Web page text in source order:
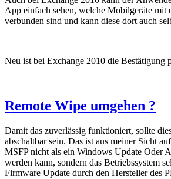
App einfach sehen, welche Mobilgeräte mit
verbunden sind und kann diese dort auch
Neu ist bei Exchange 2010 die Bestätigung
Remote Wipe umgehen ?
Damit das zuverlässig funktioniert, sollte
abschaltbar sein. Das ist aus meiner Sicht
MSFP nicht als ein Windows Update Oder
werden kann, sondern das Betriebssystem
Firmware Update durch den Hersteller des